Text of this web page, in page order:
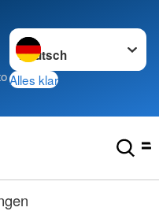
Sprache wechseln zu
Alles klar